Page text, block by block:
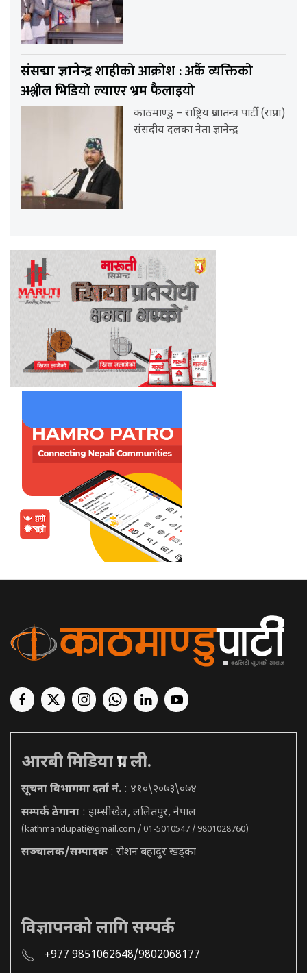
संसद्मा ज्ञानेन्द्रशाहीको आक्रोश : अर्कै व्यक्तिको
अश्लील भिडियो ल्याएर भ्रम फैलाइयो
काठमाण्डु – राष्ट्रिय प्रजातन्त्र पार्टी (राप्रपा)
संसदीय दलका नेता ज्ञानेन्द्र
आरबी मिडिया प्रा. ली.
सूचना विभागमा दर्ता नं. : ४१०\२०७३\०७४
सम्पर्क ठेगाना : झम्सीखेल, ललितपुर, नेपाल
(kathmandupati@gmail.com / 01-5010547 / 9801028760)
सञ्चालक/सम्पादक : रोशन बहादुर खड्का
विज्ञापनको लागि सम्पर्क
+977 9851062648/9802068177